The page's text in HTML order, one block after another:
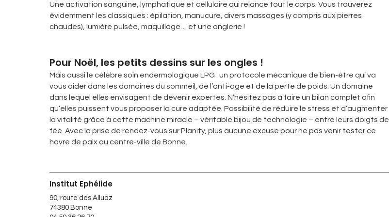
Une activation sanguine, lymphatique et cellulaire qui relance tout le corps. Vous trouverez
évidemment les classiques : épilation, manucure, divers massages (y compris aux pierres
chaudes), lumière pulsée, maquillage… et une onglerie !
Pour Noël, les petits dessins sur les ongles !
Mais aussi le célèbre soin endermologique LPG : un protocole mécanique de bien-être qui va
vous aider dans les domaines du sommeil, de l’anti-âge et de la perte de poids. Un domaine
dans lequel elles envisagent de devenir expertes. N’hésitez pas à faire un bilan complet afin
qu’elles puissent vous proposer la cure adaptée. Possibilité de réduire le stress et d’augmenter
la vitalité grâce à cette machine miracle – véritable bijou de technologie – entre leurs doigts de
fée. Avec la prise de rendez-vous sur Planity, plus aucune excuse pour ne pas venir tester ce
havre de paix au centre-ville de Bonne.
Institut Ephélide
90, route des Alluaz
74380 Bonne